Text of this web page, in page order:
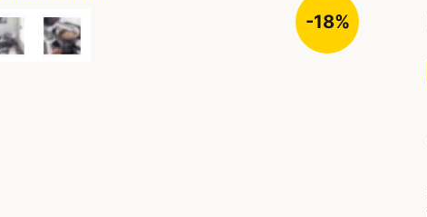
-18%